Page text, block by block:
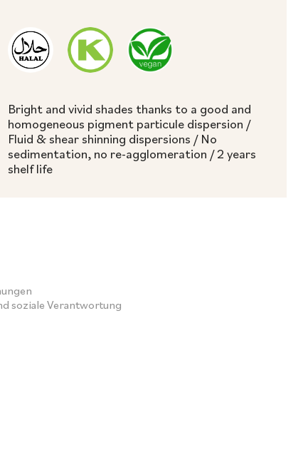
Bright and vivid shades thanks to a good and
homogeneous pigment particule dispersion /
Fluid & shear shinning dispersions / No
sedimentation, no re-agglomeration / 2 years
shelf life
soziale Verantwortung